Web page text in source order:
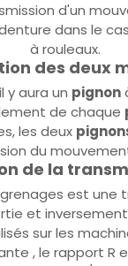
d'un
dans le
à rouleaux.
des deux
y aura un pignon
de chaque
les deux
du
de la
est une
et
sur les
, le rapport R